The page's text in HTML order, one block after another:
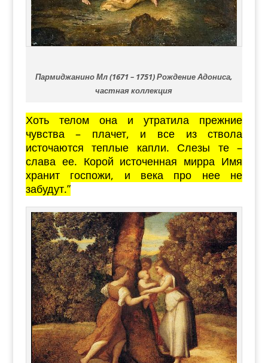
Пармиджанино Мл (1671 – 1751) Рождение Адониса,
частная коллекция
Хоть телом она и утратила прежние
чувства – плачет, и все из ствола
источаются теплые капли. Слезы те –
слава ее. Корой источенная мирра Имя
хранит госпожи, и века про нее не
забудут.”